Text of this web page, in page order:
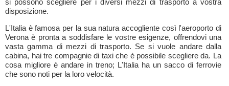
si possono scegliere per i diversi mezzi di trasporto a vostra
disposizione.
L'Italia è famosa per la sua natura accogliente così l'aeroporto di
Verona è pronta a soddisfare le vostre esigenze, offrendovi una
vasta gamma di mezzi di trasporto. Se si vuole andare dalla
cabina, hai tre compagnie di taxi che è possibile scegliere da. La
cosa migliore è andare in treno; L'Italia ha un sacco di ferrovie
che sono noti per la loro velocità.